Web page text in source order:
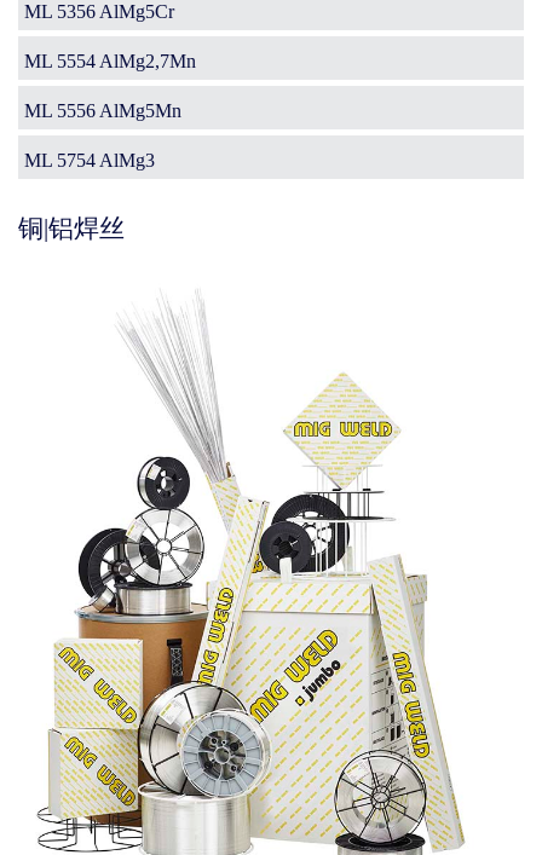
ML 5356 AlMg5Cr
ML 5554 AlMg2,7Mn
ML 5556 AlMg5Mn
ML 5754 AlMg3
铜|铝焊丝